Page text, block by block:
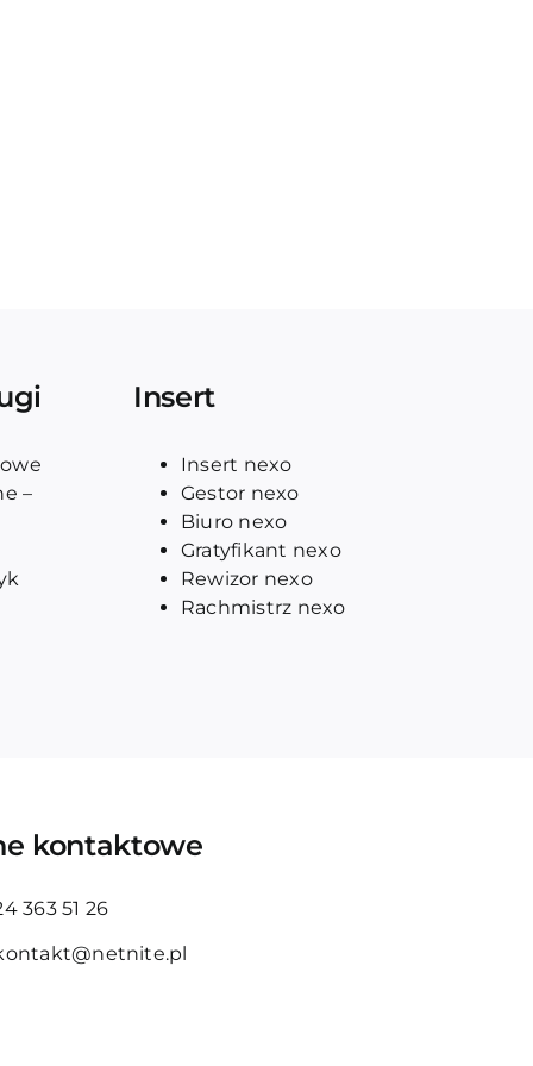
–
Insert
Insert nexo
Gestor nexo
Biuro nexo
Gratyfikant nexo
Rewizor nexo
Rachmistrz nexo
kontaktowe
363 51 26